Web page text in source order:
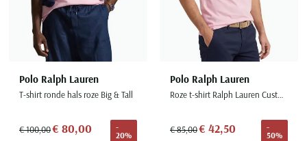
Polo Ralph Lauren
T-shirt ronde hals roze Big & Tall
€ 100,00€ 80,00
-
20%
Polo Ralph Lauren
Roze t-shirt Ralph Lauren Custom Slim Fit effen katoen ronde hals
€ 85,00€ 42,50
-
50%